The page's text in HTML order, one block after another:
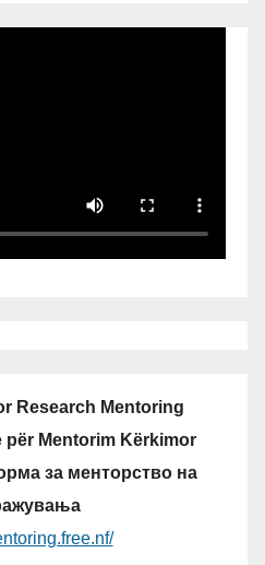
Research Mentoring
për Mentorim Kërkimor
за менторство на